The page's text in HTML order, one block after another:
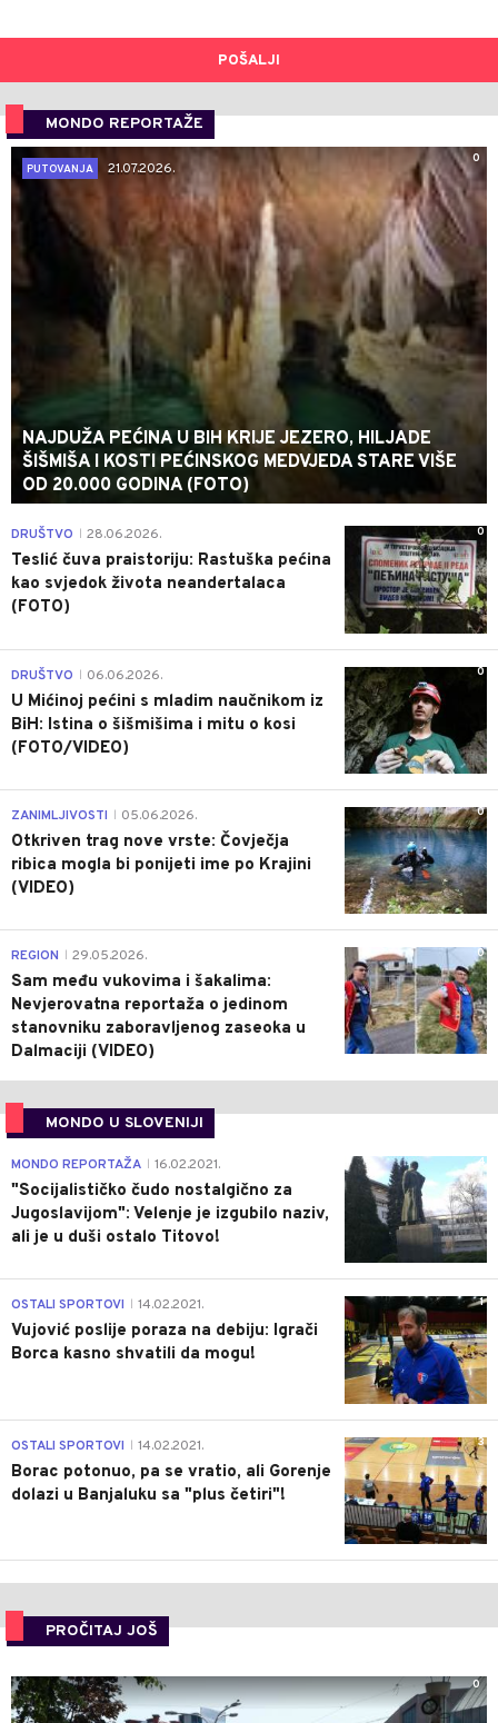
POŠALJI
MONDO REPORTAŽE
0
PUTOVANJA
21.07.2026.
NAJDUŽA PEĆINA U BIH KRIJE JEZERO, HILJADE
ŠIŠMIŠA I KOSTI PEĆINSKOG MEDVJEDA STARE VIŠE
OD 20.000 GODINA (FOTO)
0
DRUŠTVO 28.06.2026.
Teslić čuva praistoriju: Rastuška pećina
kao svjedok života neandertalaca
(FOTO)
0
DRUŠTVO 06.06.2026.
U Mićinoj pećini s mladim naučnikom iz
BiH: Istina o šišmišima i mitu o kosi
(FOTO/VIDEO)
0
ZANIMLJIVOSTI 05.06.2026.
Otkriven trag nove vrste: Čovječja
ribica mogla bi ponijeti ime po Krajini
(VIDEO)
0
REGION 29.05.2026.
Sam među vukovima i šakalima:
Nevjerovatna reportaža o jedinom
stanovniku zaboravljenog zaseoka u
Dalmaciji (VIDEO)
MONDO U SLOVENIJI
4
MONDO REPORTAŽA 16.02.2021.
"Socijalističko čudo nostalgično za
Jugoslavijom": Velenje je izgubilo naziv,
ali je u duši ostalo Titovo!
1
OSTALI SPORTOVI 14.02.2021.
Vujović poslije poraza na debiju: Igrači
Borca kasno shvatili da mogu!
3
OSTALI SPORTOVI 14.02.2021.
Borac potonuo, pa se vratio, ali Gorenje
dolazi u Banjaluku sa "plus četiri"!
PROČITAJ JOŠ
0